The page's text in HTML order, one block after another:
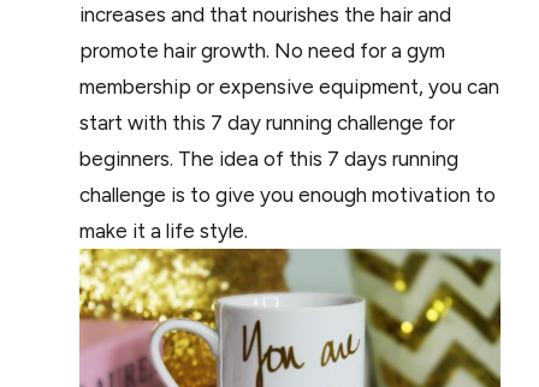
increases and that nourishes the hair and
promote hair growth. No need for a gym
membership or expensive equipment, you can
start with this 7 day running challenge for
beginners. The idea of this 7 days running
challenge is to give you enough motivation to
make it a life style.